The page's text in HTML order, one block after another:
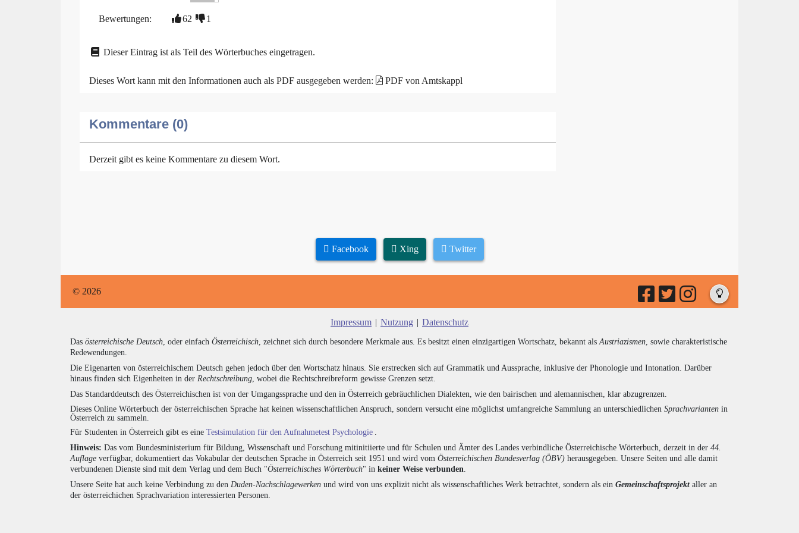
Bewertungen: 62 1
Dieser Eintrag ist als Teil des Wörterbuches eingetragen.
Dieses Wort kann mit den Informationen auch als PDF ausgegeben werden: PDF von Amtskappl
Kommentare (0)
Derzeit gibt es keine Kommentare zu diesem Wort.
Facebook Xing Twitter
© 2026
Impressum | Nutzung | Datenschutz
Das österreichische Deutsch , oder einfach Österreichisch , zeichnet sich durch besondere Merkmale aus. Es besitzt einen einzigartigen Wortschatz, bekannt als Austriazismen , sowie charakteristische
Redewendungen.
Die Eigenarten von österreichischem Deutsch gehen jedoch über den Wortschatz hinaus. Sie erstrecken sich auf Grammatik und Aussprache, inklusive der Phonologie und Intonation. Darüber
hinaus finden sich Eigenheiten in der Rechtschreibung , wobei die Rechtschreibreform gewisse Grenzen setzt.
Das Standarddeutsch des Österreichischen ist von der Umgangssprache und den in Österreich gebräuchlichen Dialekten, wie den bairischen und alemannischen, klar abzugrenzen.
Dieses Online Wörterbuch der österreichischen Sprache hat keinen wissenschaftlichen Anspruch, sondern versucht eine möglichst umfangreiche Sammlung an unterschiedlichen Sprachvarianten in
Österreich zu sammeln.
Für Studenten in Österreich gibt es eine Testsimulation für den Aufnahmetest Psychologie
Hinweis: Das vom Bundesministerium für Bildung, Wissenschaft und Forschung mitinitiierte und für Schulen und Ämter des Landes verbindliche Österreichische Wörterbuch, derzeit in der 44.
Auflage verfügbar, dokumentiert das Vokabular der deutschen Sprache in Österreich seit 1951 und wird vom Österreichischen Bundesverlag (ÖBV) herausgegeben. Unsere Seiten und alle damit
verbundenen Dienste sind mit dem Verlag und dem Buch "Österreichisches Wörterbuch" in keiner Weise verbunden
Unsere Seite hat auch keine Verbindung zu den Duden-Nachschlagewerken und wird von uns explizit nicht als wissenschaftliches Werk betrachtet, sondern als ein Gemeinschaftsprojektaller an
der österreichichen Sprachvariation interessierten Personen.